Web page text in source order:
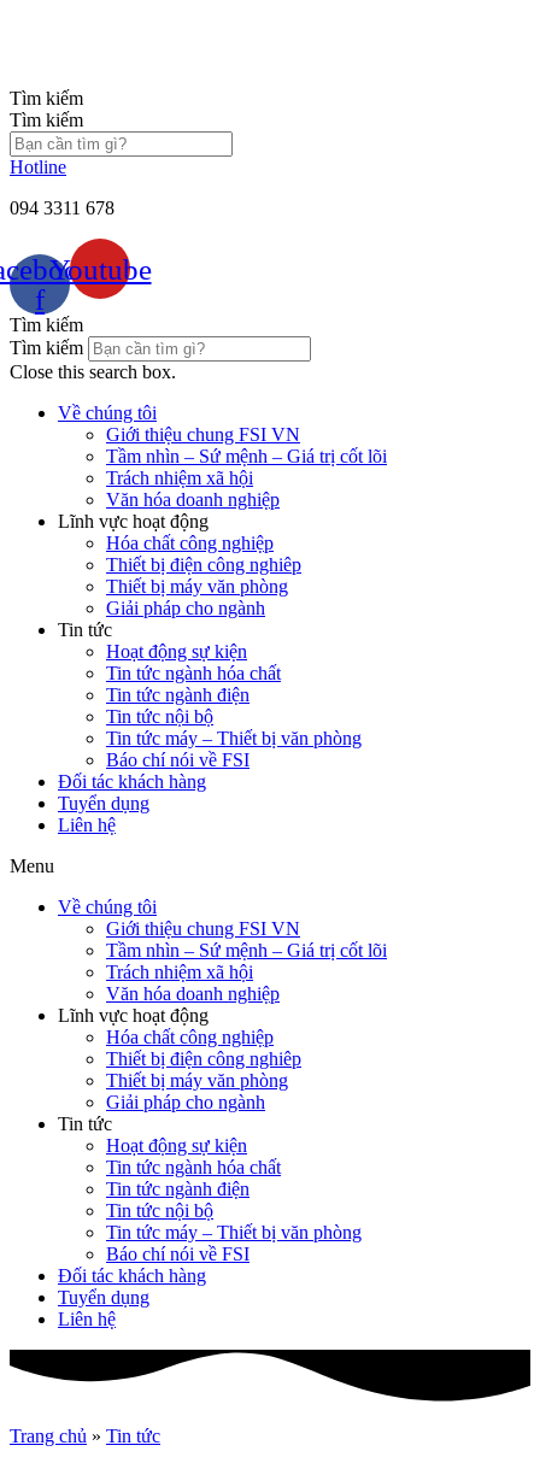
Tìm kiếm
Tìm kiếm
Hotline
094 3311 678
f
Youtube
Tìm kiếm
Tìm kiếm
Close this search box.
Về chúng tôi
Giới thiệu chung FSI VN
Tầm nhìn – Sứ mệnh – Giá trị cốt lõi
Trách nhiệm xã hội
Văn hóa doanh nghiệp
Lĩnh vực hoạt động
Hóa chất công nghiệp
Thiết bị điện công nghiêp
Thiết bị máy văn phòng
Giải pháp cho ngành
Tin tức
Hoạt động sự kiện
Tin tức ngành hóa chất
Tin tức ngành điện
Tin tức nội bộ
Tin tức máy – Thiết bị văn phòng
Báo chí nói về FSI
Đối tác khách hàng
Tuyển dụng
Liên hệ
Menu
Về chúng tôi
Giới thiệu chung FSI VN
Tầm nhìn – Sứ mệnh – Giá trị cốt lõi
Trách nhiệm xã hội
Văn hóa doanh nghiệp
Lĩnh vực hoạt động
Hóa chất công nghiệp
Thiết bị điện công nghiêp
Thiết bị máy văn phòng
Giải pháp cho ngành
Tin tức
Hoạt động sự kiện
Tin tức ngành hóa chất
Tin tức ngành điện
Tin tức nội bộ
Tin tức máy – Thiết bị văn phòng
Báo chí nói về FSI
Đối tác khách hàng
Tuyển dụng
Liên hệ
Trang chủ » Tin tức